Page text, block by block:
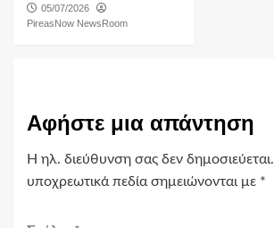
05/07/2026
PireasNow NewsRoom
Αφήστε μια απάντηση
Η ηλ. διεύθυνση σας δεν δημοσιεύεται.
υποχρεωτικά πεδία σημειώνονται με *